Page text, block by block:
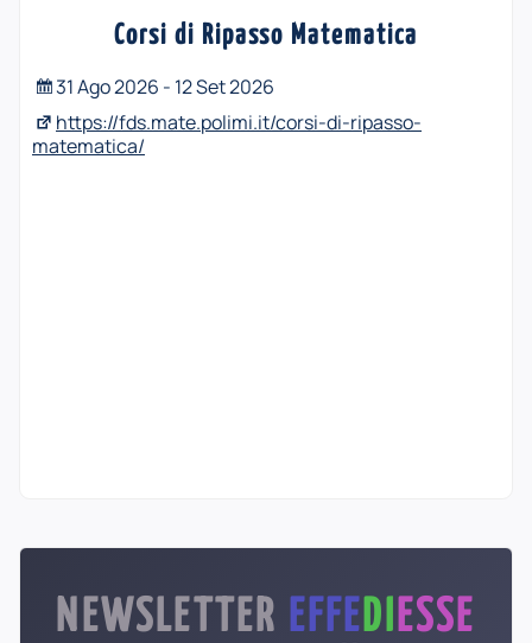
Corsi di Ripasso Matematica
31 Ago 2026 - 12 Set 2026
https://fds.mate.polimi.it/corsi-di-ripasso-
matematica/
NEWSLETTER EFFE DI ESSE